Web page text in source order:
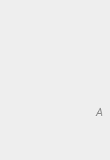
A